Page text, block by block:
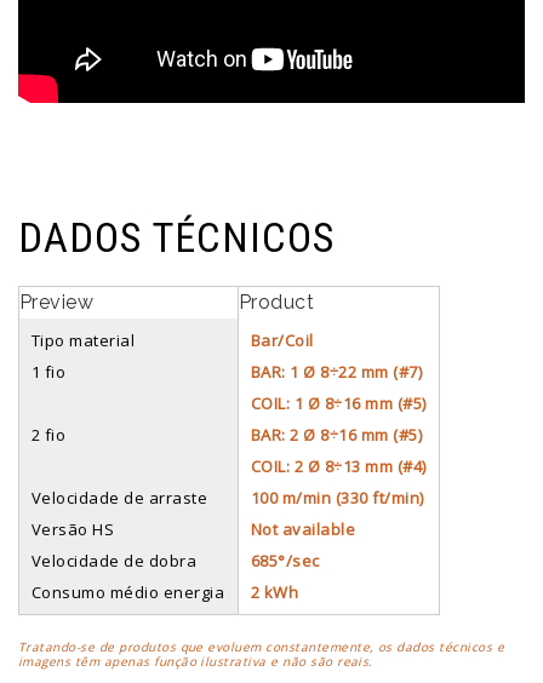
DADOS TÉCNICOS
Tipo material
1 fio
2 fio
Velocidade de arraste
Versão HS
Velocidade de dobra
Consumo médio energia
Bar/Coil
BAR: 1 Ø 8÷22 mm (#7)
COIL: 1 Ø 8÷16 mm (#5)
BAR: 2 Ø 8÷16 mm (#5)
COIL: 2 Ø 8÷13 mm (#4)
100 m/min (330 ft/min)
Not available
685°/sec
2 kWh
Tratando-se de produtos que evoluem constantemente, os dados técnicos e
imagens têm apenas função ilustrativa e não são reais.